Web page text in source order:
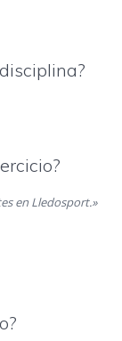
en Lledosport.»